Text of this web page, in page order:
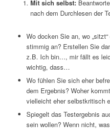
Mit sich selbst:
nach dem Durchlesen der
Wo docken Sie an, wo
stimmig an? Erstellen Sie
z.B. Ich bin…, mir fällt es
wichtig, dass…
Wo fühlen Sie sich eher
dem Ergebnis? Woher
vielleicht eher selbstkritisch
Spiegelt das Testergebnis
sein wollen? Wenn nicht,